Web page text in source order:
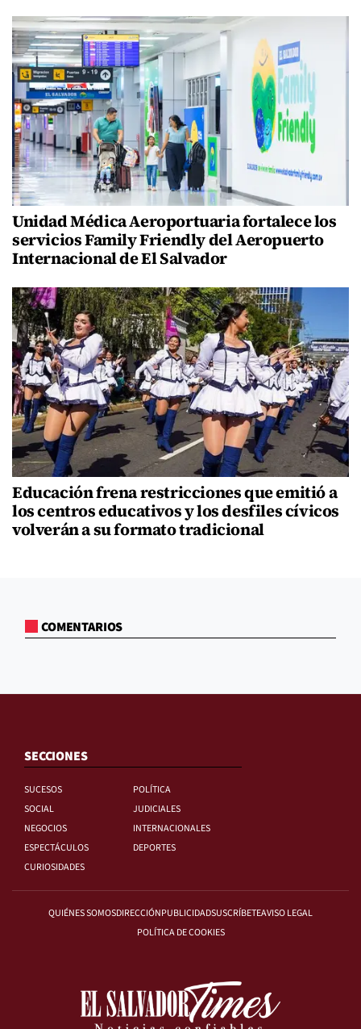
Unidad Médica Aeroportuaria fortalece los
servicios Family Friendly del Aeropuerto
Internacional de El Salvador
Educación frena restricciones que emitió a
los centros educativos y los desfiles cívicos
volverán a su formato tradicional
COMENTARIOS
SECCIONES
SUCESOS
POLÍTICA
SOCIAL
JUDICIALES
NEGOCIOS
INTERNACIONALES
ESPECTÁCULOS
DEPORTES
CURIOSIDADES
QUIÉNES SOMOSDIRECCIÓNPUBLICIDADSUSCRÍBETEAVISO LEGAL
POLÍTICA DE COOKIES